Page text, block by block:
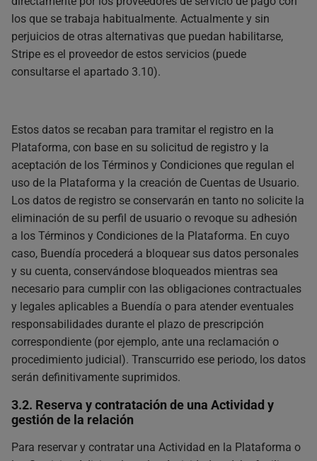
los que se trabaja habitualmente. Actualmente y sin
perjuicios de otras alternativas que puedan habilitarse,
Stripe es el proveedor de estos servicios (puede
consultarse el apartado 3.10).
Estos datos se recaban para tramitar el registro en la
Plataforma, con base en su solicitud de registro y la
aceptación de los Términos y Condiciones que regulan el
uso de la Plataforma y la creación de Cuentas de Usuario.
Los datos de registro se conservarán en tanto no solicite la
eliminación de su perfil de usuario o revoque su adhesión
a los Términos y Condiciones de la Plataforma. En cuyo
caso, Buendía procederá a bloquear sus datos personales
y su cuenta, conservándose bloqueados mientras sea
necesario para cumplir con las obligaciones contractuales
y legales aplicables a Buendía o para atender eventuales
responsabilidades durante el plazo de prescripción
correspondiente (por ejemplo, ante una reclamación o
procedimiento judicial). Transcurrido ese periodo, los datos
serán definitivamente suprimidos.
3.2. Reserva y contratación de una Actividad y
gestión de la relación
Para reservar y contratar una Actividad en la Plataforma o